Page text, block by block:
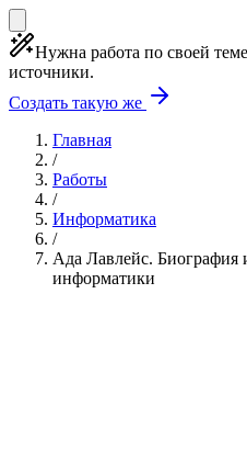
Нужна работа по своей
источники.
Создать такую же
Главная
/
Работы
/
Информатика
/
Ада Лавлейс. Биография
информатики